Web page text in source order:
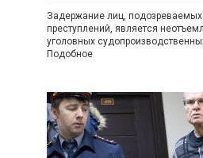
Задержание лиц,
преступлений, является
уголовных
Подобное